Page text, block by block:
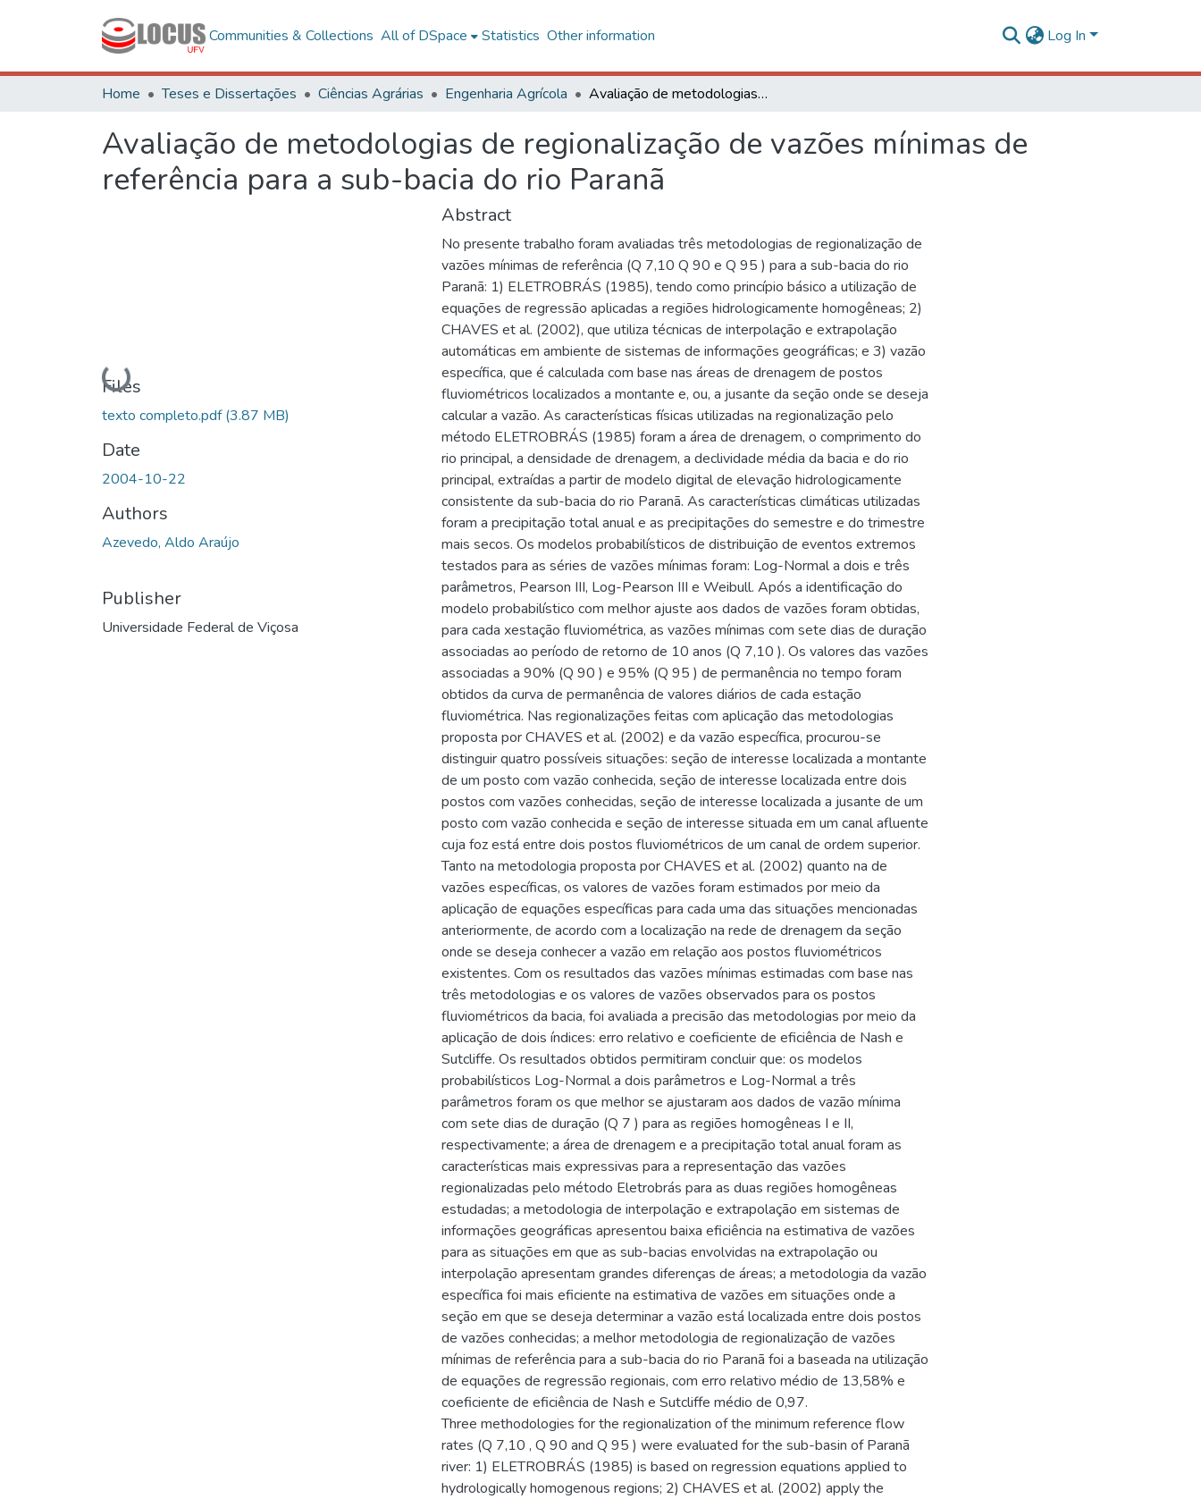
Communities & Collections All of DSpace Statistics Other information Log In
Home Teses e Dissertações Ciências Agrárias Engenharia Agrícola Avaliação de metodologias de regionalização de vazões mínimas de referência para a sub-bacia do rio Paranã
Avaliação de metodologias de regionalização de vazões mínimas de
referência para a sub-bacia do rio Paranã
Loading...
Files
texto completo.pdf(3.87 MB)
Date
2004-10-22
Authors
Azevedo, Aldo Araújo
Publisher
Universidade Federal de Viçosa
Abstract
No presente trabalho foram avaliadas três metodologias de regionalização de
vazões mínimas de referência (Q 7,10 Q 90 e Q 95 ) para a sub-bacia do rio
Paranã: 1) ELETROBRÁS (1985), tendo como princípio básico a utilização de
equações de regressão aplicadas a regiões hidrologicamente homogêneas; 2)
CHAVES et al. (2002), que utiliza técnicas de interpolação e extrapolação
automáticas em ambiente de sistemas de informações geográficas; e 3) vazão
específica, que é calculada com base nas áreas de drenagem de postos
fluviométricos localizados a montante e, ou, a jusante da seção onde se deseja
calcular a vazão. As características físicas utilizadas na regionalização pelo
método ELETROBRÁS (1985) foram a área de drenagem, o comprimento do
rio principal, a densidade de drenagem, a declividade média da bacia e do rio
principal, extraídas a partir de modelo digital de elevação hidrologicamente
consistente da sub-bacia do rio Paranã. As características climáticas utilizadas
foram a precipitação total anual e as precipitações do semestre e do trimestre
mais secos. Os modelos probabilísticos de distribuição de eventos extremos
testados para as séries de vazões mínimas foram: Log-Normal a dois e três
parâmetros, Pearson III, Log-Pearson III e Weibull. Após a identificação do
modelo probabilístico com melhor ajuste aos dados de vazões foram obtidas,
para cada xestação fluviométrica, as vazões mínimas com sete dias de duração
associadas ao período de retorno de 10 anos (Q 7,10 ). Os valores das vazões
associadas a 90% (Q 90 ) e 95% (Q 95 ) de permanência no tempo foram
obtidos da curva de permanência de valores diários de cada estação
fluviométrica. Nas regionalizações feitas com aplicação das metodologias
proposta por CHAVES et al. (2002) e da vazão específica, procurou-se
distinguir quatro possíveis situações: seção de interesse localizada a montante
de um posto com vazão conhecida, seção de interesse localizada entre dois
postos com vazões conhecidas, seção de interesse localizada a jusante de um
posto com vazão conhecida e seção de interesse situada em um canal afluente
cuja foz está entre dois postos fluviométricos de um canal de ordem superior.
Tanto na metodologia proposta por CHAVES et al. (2002) quanto na de
vazões específicas, os valores de vazões foram estimados por meio da
aplicação de equações específicas para cada uma das situações mencionadas
anteriormente, de acordo com a localização na rede de drenagem da seção
onde se deseja conhecer a vazão em relação aos postos fluviométricos
existentes. Com os resultados das vazões mínimas estimadas com base nas
três metodologias e os valores de vazões observados para os postos
fluviométricos da bacia, foi avaliada a precisão das metodologias por meio da
aplicação de dois índices: erro relativo e coeficiente de eficiência de Nash e
Sutcliffe. Os resultados obtidos permitiram concluir que: os modelos
probabilísticos Log-Normal a dois parâmetros e Log-Normal a três
parâmetros foram os que melhor se ajustaram aos dados de vazão mínima
com sete dias de duração (Q 7 ) para as regiões homogêneas I e II,
respectivamente; a área de drenagem e a precipitação total anual foram as
características mais expressivas para a representação das vazões
regionalizadas pelo método Eletrobrás para as duas regiões homogêneas
estudadas; a metodologia de interpolação e extrapolação em sistemas de
informações geográficas apresentou baixa eficiência na estimativa de vazões
para as situações em que as sub-bacias envolvidas na extrapolação ou
interpolação apresentam grandes diferenças de áreas; a metodologia da vazão
específica foi mais eficiente na estimativa de vazões em situações onde a
seção em que se deseja determinar a vazão está localizada entre dois postos
de vazões conhecidas; a melhor metodologia de regionalização de vazões
mínimas de referência para a sub-bacia do rio Paranã foi a baseada na utilização
de equações de regressão regionais, com erro relativo médio de 13,58% e
coeficiente de eficiência de Nash e Sutcliffe médio de 0,97.
Three methodologies for the regionalization of the minimum reference flow
rates (Q 7,10 , Q 90 and Q 95 ) were evaluated for the sub-basin of Paranã
river: 1) ELETROBRÁS (1985) is based on regression equations applied to
hydrologically homogenous regions; 2) CHAVES et al. (2002) apply the